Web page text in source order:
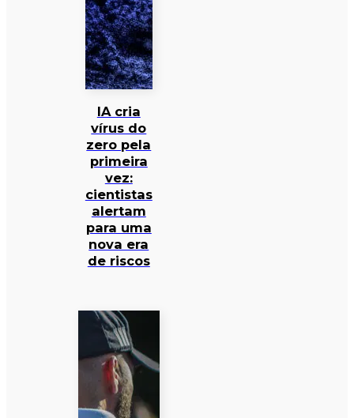
IA cria
vírus do
zero pela
primeira
vez:
cientistas
alertam
para uma
nova era
de riscos